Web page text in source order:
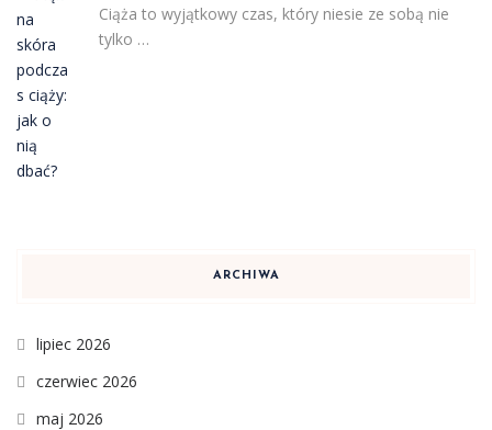
Ciąża to wyjątkowy czas, który niesie ze sobą nie
tylko …
ARCHIWA
lipiec 2026
czerwiec 2026
maj 2026